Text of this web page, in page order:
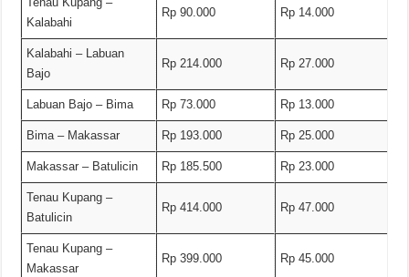
Kalabahi
Rp 90.000 Rp 14.000
Kalabahi – Labuan
Bajo
Rp 214.000 Rp 27.000
Labuan Bajo – Bima Rp 73.000 Rp 13.000
Bima – Makassar Rp 193.000 Rp 25.000
Makassar – Batulicin Rp 185.500 Rp 23.000
Tenau Kupang –
Batulicin
Rp 414.000 Rp 47.000
Tenau Kupang –
Makassar
Rp 399.000 Rp 45.000